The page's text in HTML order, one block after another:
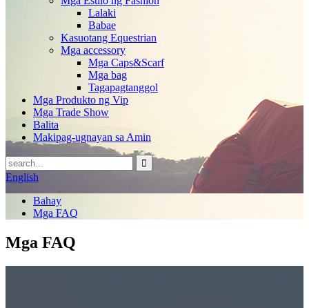
Lalaki
Babae
Kasuotang Equestrian
Mga accessory
Mga Caps&Scarf
Mga bag
Tagapagtanggol
Mga Produkto ng Vip
Mga Trade Show
Balita
Makipag-ugnayan sa Amin
English
Bahay
Mga FAQ
Mga FAQ